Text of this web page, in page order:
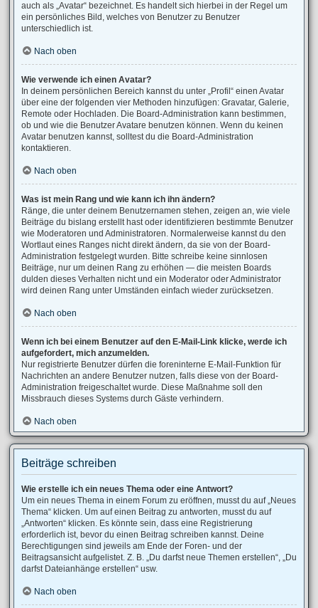
auch als „Avatar“ bezeichnet. Es handelt sich hierbei in der Regel um
ein persönliches Bild, welches von Benutzer zu Benutzer
unterschiedlich ist.
Nach oben
Wie verwende ich einen Avatar?
In deinem persönlichen Bereich kannst du unter „Profil“ einen Avatar
über eine der folgenden vier Methoden hinzufügen: Gravatar, Galerie,
Remote oder Hochladen. Die Board-Administration kann bestimmen,
ob und wie die Benutzer Avatare benutzen können. Wenn du keinen
Avatar benutzen kannst, solltest du die Board-Administration
kontaktieren.
Nach oben
Was ist mein Rang und wie kann ich ihn ändern?
Ränge, die unter deinem Benutzernamen stehen, zeigen an, wie viele
Beiträge du bislang erstellt hast oder identifizieren bestimmte Benutzer
wie Moderatoren und Administratoren. Normalerweise kannst du den
Wortlaut eines Ranges nicht direkt ändern, da sie von der Board-
Administration festgelegt wurden. Bitte schreibe keine sinnlosen
Beiträge, nur um deinen Rang zu erhöhen — die meisten Boards
dulden dieses Verhalten nicht und ein Moderator oder Administrator
wird deinen Rang unter Umständen einfach wieder zurücksetzen.
Nach oben
Wenn ich bei einem Benutzer auf den E-Mail-Link klicke, werde ich
aufgefordert, mich anzumelden.
Nur registrierte Benutzer dürfen die foreninterne E-Mail-Funktion für
Nachrichten an andere Benutzer nutzen, falls diese von der Board-
Administration freigeschaltet wurde. Diese Maßnahme soll den
Missbrauch dieses Systems durch Gäste verhindern.
Nach oben
Beiträge schreiben
Wie erstelle ich ein neues Thema oder eine Antwort?
Um ein neues Thema in einem Forum zu eröffnen, musst du auf „Neues
Thema“ klicken. Um auf einen Beitrag zu antworten, musst du auf
„Antworten“ klicken. Es könnte sein, dass eine Registrierung
erforderlich ist, bevor du einen Beitrag schreiben kannst. Deine
Berechtigungen sind jeweils am Ende der Foren- und der
Beitragsansicht aufgelistet. Z. B. „Du darfst neue Themen erstellen“, „Du
darfst Dateianhänge erstellen“ usw.
Nach oben